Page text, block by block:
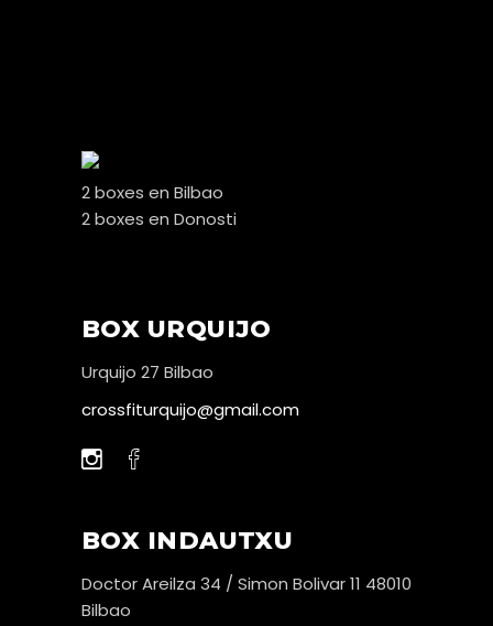
2 boxes en Bilbao
2 boxes en Donosti
BOX URQUIJO
Urquijo 27 Bilbao
crossfiturquijo@gmail.com
BOX INDAUTXU
Doctor Areilza 34 / Simon Bolivar 11 48010
Bilbao